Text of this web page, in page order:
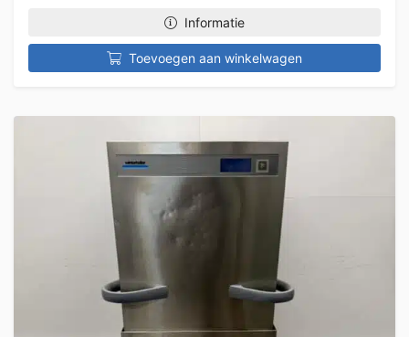
Informatie
Toevoegen aan winkelwagen